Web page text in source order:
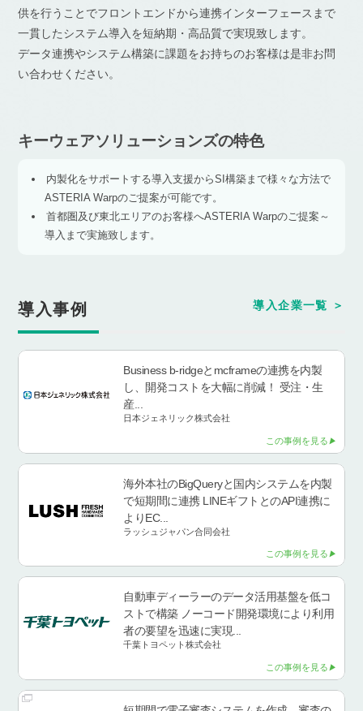
供を行うことでフロントエンドから連携インターフェースまで
一貫したシステム導入を短納期・高品質で実現致します。
データ連携やシステム構築に課題をお持ちのお客様は是非お問
い合わせください。
キーウェアソリューションズの特色
内製化をサポートする導入支援からSI構築まで様々な方法で
ASTERIA Warpのご提案が可能です。
首都圏及び東北エリアのお客様へASTERIA Warpのご提案～
導入まで実施致します。
導入事例 導入企業一覧
Business b-ridgeとmcframeの連携を内製
し、開発コストを大幅に削減！ 受注・生
産...
日本ジェネリック株式会社
この事例を見る
海外本社のBigQueryと国内システムを内製
で短期間に連携 LINEギフトとのAPI連携に
よりEC...
ラッシュジャパン合同会社
この事例を見る
自動車ディーラーのデータ活用基盤を低コ
ストで構築 ノーコード開発環境により利用
者の要望を迅速に実現...
千葉トヨペット株式会社
この事例を見る